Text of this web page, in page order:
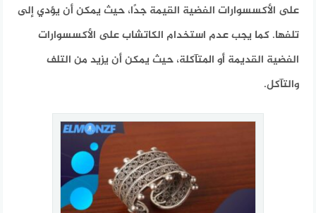
على الأكسسوارات الفضية القيمة جدًا، حيث يمكن أن يؤدي إلى
تلفها. كما يجب عدم استخدام الكاتشاب على الأكسسوارات
الفضية القديمة أو المتآكلة، حيث يمكن أن يزيد من التلف
والتآكل.